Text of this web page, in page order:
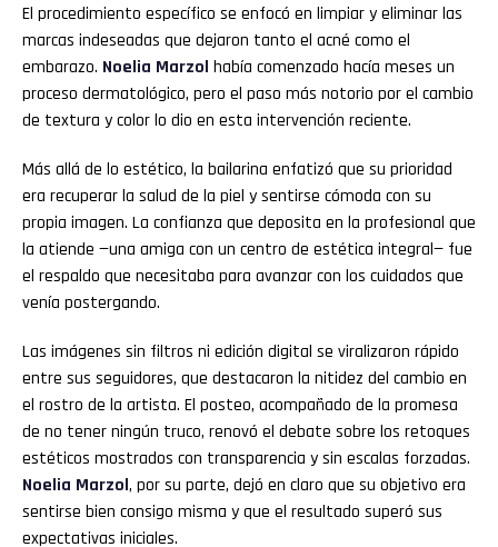
El procedimiento específico se enfocó en limpiar y eliminar las
marcas indeseadas que dejaron tanto el acné como el
embarazo. Noelia Marzol había comenzado hacía meses un
proceso dermatológico, pero el paso más notorio por el cambio
de textura y color lo dio en esta intervención reciente.
Más allá de lo estético, la bailarina enfatizó que su prioridad
era recuperar la salud de la piel y sentirse cómoda con su
propia imagen. La confianza que deposita en la profesional que
la atiende —una amiga con un centro de estética integral— fue
el respaldo que necesitaba para avanzar con los cuidados que
venía postergando.
Las imágenes sin filtros ni edición digital se viralizaron rápido
entre sus seguidores, que destacaron la nitidez del cambio en
el rostro de la artista. El posteo, acompañado de la promesa
de no tener ningún truco, renovó el debate sobre los retoques
estéticos mostrados con transparencia y sin escalas forzadas.
Noelia Marzol, por su parte, dejó en claro que su objetivo era
sentirse bien consigo misma y que el resultado superó sus
expectativas iniciales.